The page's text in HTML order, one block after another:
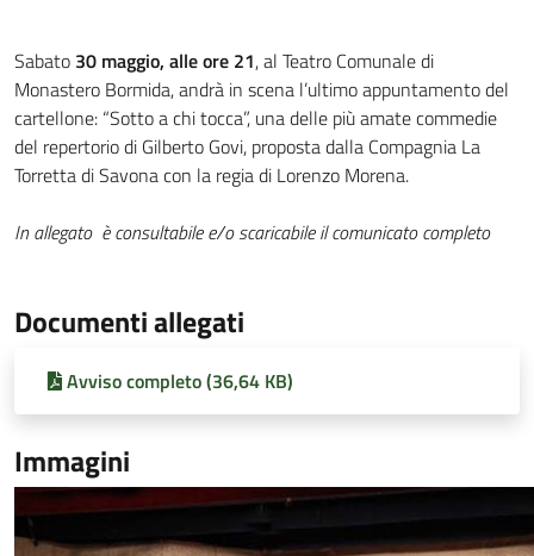
Sabato 30 maggio, alle ore 21, al Teatro Comunale di
Monastero Bormida, andrà in scena l’ultimo appuntamento del
cartellone: “Sotto a chi tocca”, una delle più amate commedie
del repertorio di Gilberto Govi, proposta dalla Compagnia La
Torretta di Savona con la regia di Lorenzo Morena.
In allegato è consultabile e/o scaricabile il comunicato completo
Documenti allegati
Avviso completo (36,64 KB)
Immagini